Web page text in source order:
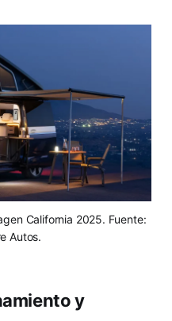
California 2025. Fuente:
Autos.
y